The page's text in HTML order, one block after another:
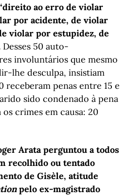
ao erro de violar
por acidente, de violar
violar por estupidez, de
Desses 50 auto-
involuntários que mesmo
lhe desculpa, insistiam
receberam penas entre 15 e
sido condenado à pena
crimes em causa: 20
Arata perguntou a todos
recolhido ou tentado
de Gisèle, atitude
pelo ex-magistrado